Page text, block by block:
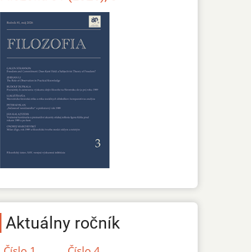
Aktuálny ročník